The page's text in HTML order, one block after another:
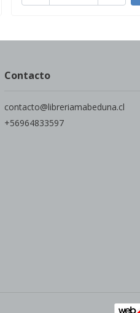
Contacto
contacto@libreriamabeduna.cl
+56964833597